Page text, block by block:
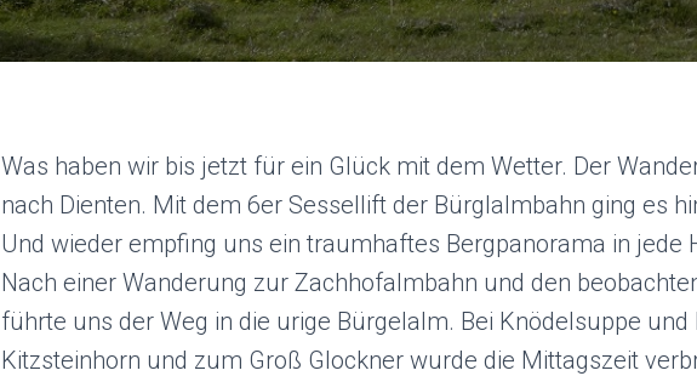
Was haben wir bis jetzt für ein Glück mit dem Wetter. Der
nach Dienten. Mit dem 6er Sessellift der Bürglalmbahn ging es
Und wieder empfing uns ein traumhaftes Bergpanorama in jede
Nach einer Wanderung zur Zachhofalmbahn und den
führte uns der Weg in die urige Bürgelalm. Bei Knödelsuppe
Kitzsteinhorn und zum Groß Glockner wurde die Mittagszeit